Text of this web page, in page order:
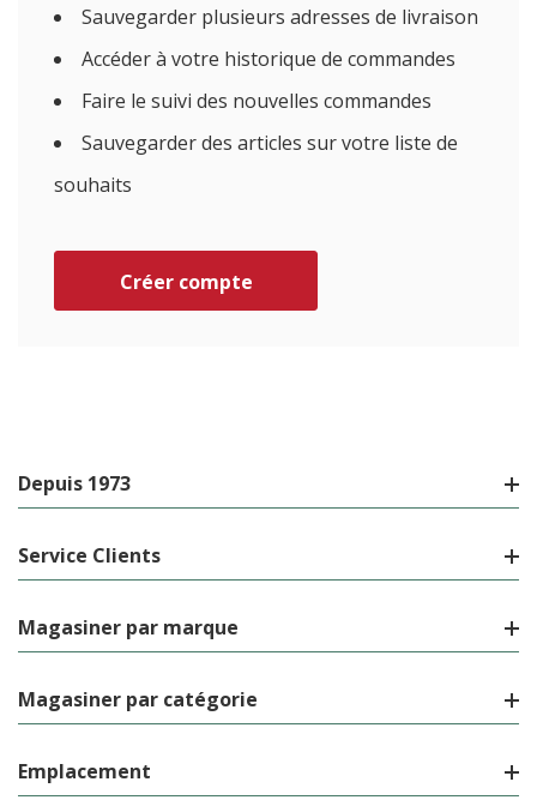
Sauvegarder plusieurs adresses de livraison
Accéder à votre historique de commandes
Faire le suivi des nouvelles commandes
Sauvegarder des articles sur votre liste de
souhaits
Créer compte
Depuis 1973
Service Clients
Magasiner par marque
Magasiner par catégorie
Emplacement